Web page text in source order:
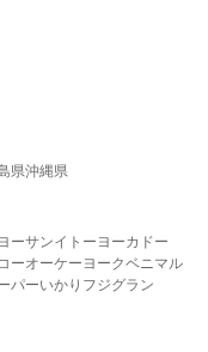
県沖縄県
ーサンイトーヨーカドー
ーオーケー ヨークベニマル
パーいかり フジグラン